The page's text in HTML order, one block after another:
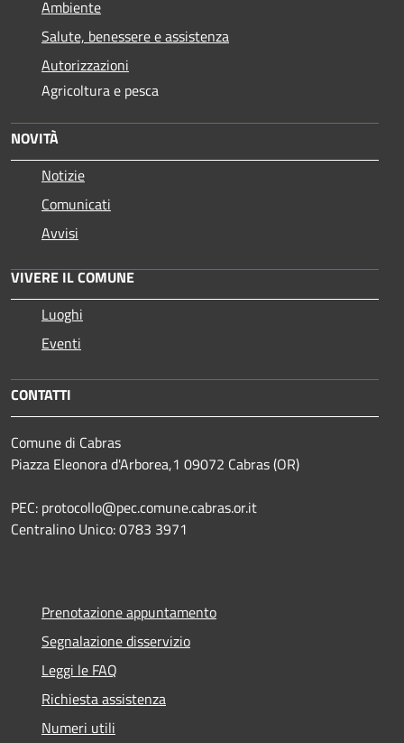
Ambiente
Salute, benessere e assistenza
Autorizzazioni
Agricoltura e pesca
NOVITÀ
Notizie
Comunicati
Avvisi
VIVERE IL COMUNE
Luoghi
Eventi
CONTATTI
Comune di Cabras
Piazza Eleonora d'Arborea,1 09072 Cabras (OR)
PEC: protocollo@pec.comune.cabras.or.it
Centralino Unico: 0783 3971
Prenotazione appuntamento
Segnalazione disservizio
Leggi le FAQ
Richiesta assistenza
Numeri utili